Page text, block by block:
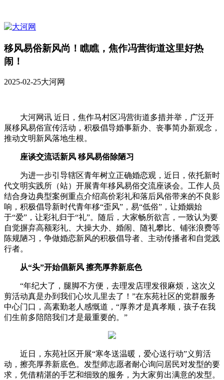
移风易俗新风尚！瞧瞧，焦作冯营街道这里好热
闹！
2025-02-25大河网
大河网讯 近日，焦作马村区冯营街道多措并举，广泛开
展移风易俗宣传活动，积极倡导婚事新办、丧事简办新观念，
推动文明新风落地生根。
座谈交流话新风 移风易俗除陋习
为进一步引导辖区青年树立正确婚恋观，近日，依托新时
代文明实践所（站）开展青年移风易俗交流座谈会。工作人员
结合身边典型案例重点介绍高价彩礼和落后风俗带来的不良影
响，积极倡导新时代青年移“歪风”，易“低俗”，让婚姻始
于“爱”，让彩礼归于“礼”。随后，大家畅所欲言，一致认为要
自觉摒弃高额彩礼、大操大办、婚闹、随礼攀比、铺张浪费等
陈规陋习，争做婚恋新风的积极倡导者、主动传播者和自觉践
行者。
从“头”开始倡新风 擦亮厚养新底色
“年纪大了，腿脚不方便，去理发店理发很麻烦，这次义
剪活动真是办到我们心坎儿里去了！”在东苑社区的党群服务
中心门口，高素勤老人感慨道，“厚养才是真孝顺，孩子在我
们生前多陪陪我们才是最重要的。”
近日，东苑社区开展“寒冬送温暖，爱心送行动”义剪活
动，擦亮厚养新底色。发型师志愿者耐心询问居民对发型的要
求，凭借精湛的手艺和细致的服务，为大家剪出满意的发型。